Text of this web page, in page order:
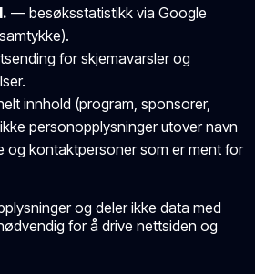
— besøksstatistikk via Google
for skjemavarsler og
innhold (program, sponsorer,
personopplysninger utover navn
og kontaktpersoner som er ment for
og deler ikke data med
for å drive nettsiden og